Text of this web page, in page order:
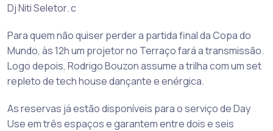
Dj Niti Seletor. c
Para quem não quiser perder a partida final da Copa do
Mundo, às 12h um projetor no Terraço fará a transmissão.
Logo depois, Rodrigo Bouzon assume a trilha com um set
repleto de tech house dançante e enérgica.
As reservas já estão disponíveis para o serviço de Day
Use em três espaços e garantem entre dois e seis